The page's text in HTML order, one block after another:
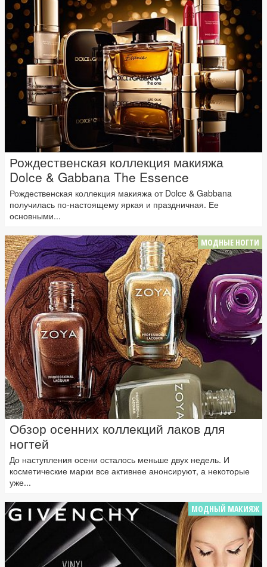
Рождественская коллекция макияжа
Dolce & Gabbana The Essence
Рождественская коллекция макияжа от Dolce & Gabbana
получилась по-настоящему яркая и праздничная. Ее
основными...
МОДНЫЕ НОГТИ
Обзор осенних коллекций лаков для
ногтей
До наступления осени осталось меньше двух недель. И
косметические марки все активнее анонсируют, а некоторые
уже...
МОДНЫЙ МАКИЯЖ